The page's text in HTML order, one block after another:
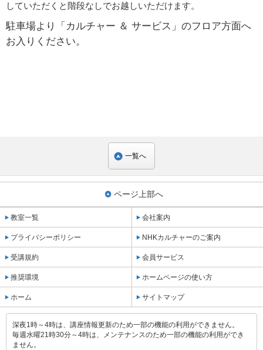
していただくと階段なしでお越しいただけます。
駐車場より「カルチャー ＆ サービス」のフロア方面へ
お入りください。
一覧へ
ページ上部へ
教室一覧 会社案内
プライバシーポリシー NHKカルチャーのご案内
受講規約 会員サービス
推奨環境 ホームページの使い方
ホーム サイトマップ
深夜1時～4時は、講座情報更新のため一部の機能の利用ができません。
毎週水曜21時30分～4時は、メンテナンスのため一部の機能の利用ができ
ません。